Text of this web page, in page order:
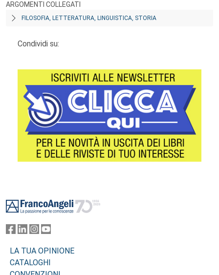
ARGOMENTI COLLEGATI
FILOSOFIA, LETTERATURA, LINGUISTICA, STORIA
Condividi su:
LA TUA OPINIONE
CATALOGHI